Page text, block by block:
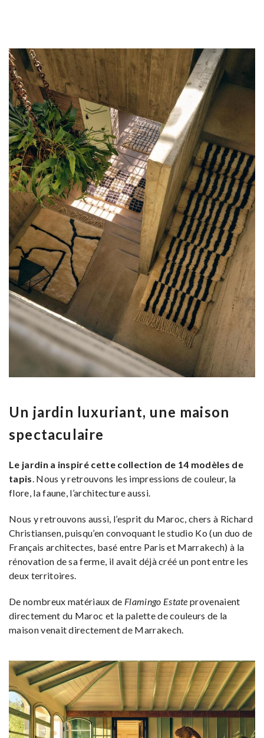
Un jardin luxuriant, une maison
spectaculaire
Le jardin a inspiré cette collection de 14 modèles de
tapis . Nous y retrouvons les impressions de couleur, la
flore, la faune, l’architecture aussi.
Nous y retrouvons aussi, l’esprit du Maroc, chers à Richard
Christiansen, puisqu’en convoquant le studio Ko (un duo de
Français architectes, basé entre Paris et Marrakech) à la
rénovation de sa ferme, il avait déjà créé un pont entre les
deux territoires.
De nombreux matériaux de Flamingo Estate provenaient
directement du Maroc et la palette de couleurs de la
maison venait directement de Marrakech.